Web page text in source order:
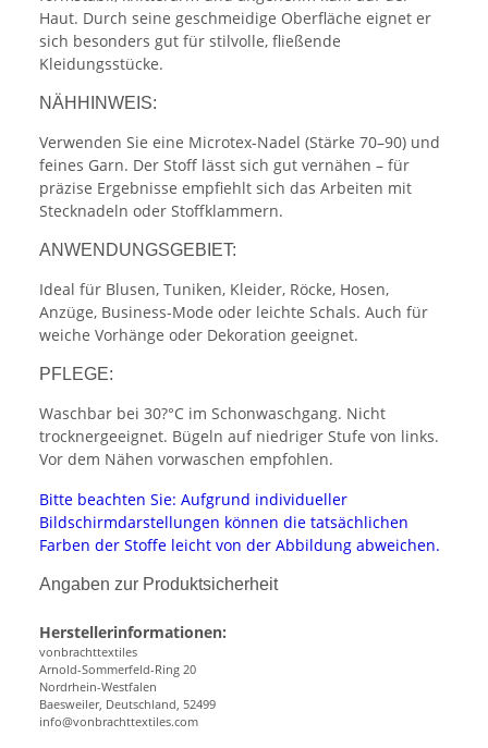
Haut. Durch seine geschmeidige Oberfläche eignet er
sich besonders gut für stilvolle, fließende
Kleidungsstücke.
NÄHHINWEIS:
Verwenden Sie eine Microtex-Nadel (Stärke 70–90) und
feines Garn. Der Stoff lässt sich gut vernähen – für
präzise Ergebnisse empfiehlt sich das Arbeiten mit
Stecknadeln oder Stoffklammern.
ANWENDUNGSGEBIET:
Ideal für Blusen, Tuniken, Kleider, Röcke, Hosen,
Anzüge, Business-Mode oder leichte Schals. Auch für
weiche Vorhänge oder Dekoration geeignet.
PFLEGE:
Waschbar bei 30?°C im Schonwaschgang. Nicht
trocknergeeignet. Bügeln auf niedriger Stufe von links.
Vor dem Nähen vorwaschen empfohlen.
Bitte beachten Sie: Aufgrund individueller
Bildschirmdarstellungen können die tatsächlichen
Farben der Stoffe leicht von der Abbildung abweichen.
Angaben zur Produktsicherheit
Herstellerinformationen:
vonbrachttextiles
Arnold-Sommerfeld-Ring 20
Nordrhein-Westfalen
Baesweiler, Deutschland, 52499
info@vonbrachttextiles.com